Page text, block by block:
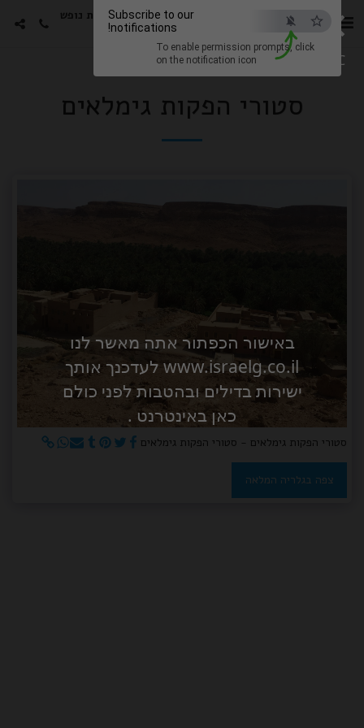
×
ESC
באישור הכפתור אתה מאשר לנו
www.israelg.co.il לעדכנך אותך
ישירות בדילים ובהטבות לפני כולם
כאן באינטרנט .
Subscribe to our
notifications!
To enable permission prompts, click
on the notification icon
סטורי הפקות -גימלאים חבילות נופש
עם האמנים האהובים
סטורי הפקות גימלאים
סטורי הפקות גימלאים - סטורי הפקות גימלאים
צפה בגלריה המלאה